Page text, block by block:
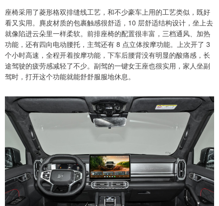
座椅采用了菱形格双排缝线工艺，和不少豪车上用的工艺类似，既好
看又实用。麂皮材质的包裹触感很舒适，10 层舒适结构设计，坐上去
就像陷进云朵里一样柔软。前排座椅的配置很丰富，三档通风、加热
功能，还有四向电动腰托，主驾还有 8 点立体按摩功能。上次开了 3
个小时高速，全程开着按摩功能，下车后腰背没有明显的酸痛感，长
途驾驶的疲劳感减轻了不少。副驾的一键女王座也很实用，家人坐副
驾时，打开这个功能就能舒舒服服地休息。